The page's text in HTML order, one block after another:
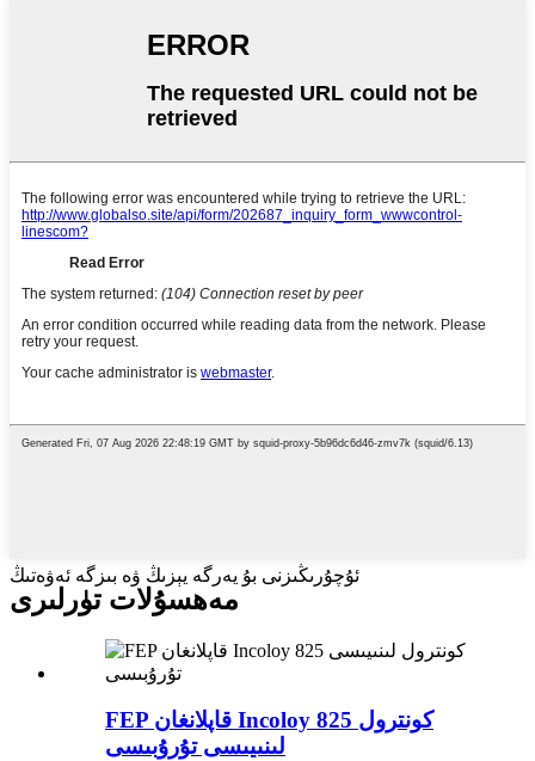
ئۇچۇرىڭىزنى بۇ يەرگە يېزىڭ ۋە بىزگە ئەۋەتىڭ
مەھسۇلات تۈرلىرى
FEP قاپلانغان Incoloy 825 كونترول
لىنىيىسى تۇرۇبىسى